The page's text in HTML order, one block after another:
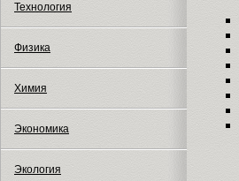
Технология
Физика
Химия
Экономика
Экология